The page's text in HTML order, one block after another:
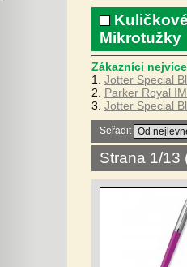
Mikrotužky
Zákazníci
1. Jotter Special
2. Parker Royal
3. Jotter Special
Seřadit
Strana 1/